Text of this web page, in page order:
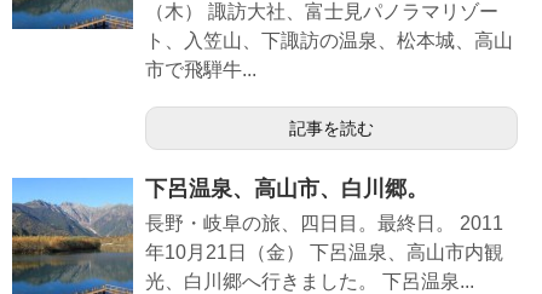
（木） 諏訪大社、富士見パノラマリゾー
ト、入笠山、下諏訪の温泉、松本城、高山
市で飛騨牛...
記事を読む
下呂温泉、高山市、白川郷。
長野・岐阜の旅、四日目。最終日。 2011
年10月21日（金） 下呂温泉、高山市内観
光、白川郷へ行きました。 下呂温泉...